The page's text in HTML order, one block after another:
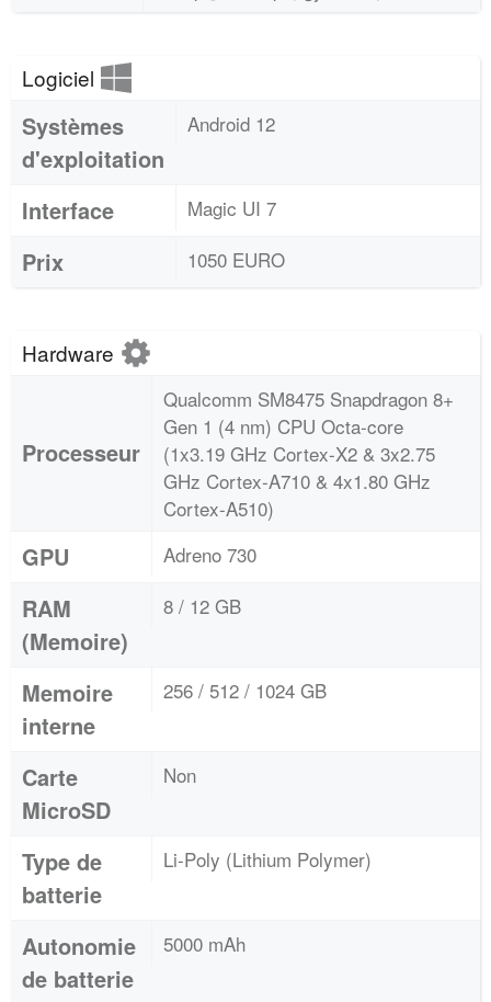
Logiciel
Systèmes
d'exploitation
Android 12
Interface Magic UI 7
Prix 1050 EURO
Hardware
Processeur
Qualcomm SM8475 Snapdragon 8+
Gen 1 (4 nm) CPU Octa-core
(1x3.19 GHz Cortex-X2 & 3x2.75
GHz Cortex-A710 & 4x1.80 GHz
Cortex-A510)
GPU Adreno 730
RAM
(Memoire)
8 / 12 GB
Memoire
interne
256 / 512 / 1024 GB
Carte
MicroSD
Non
Type de
batterie
Li-Poly (Lithium Polymer)
Autonomie
de batterie
5000 mAh